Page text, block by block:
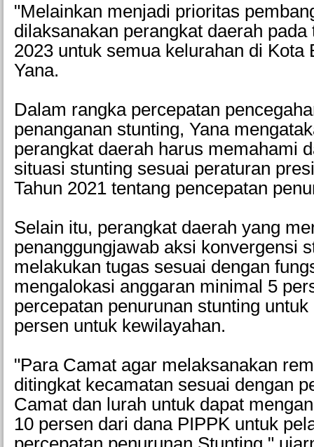
"Melainkan menjadi prioritas
dilaksanakan perangkat daerah pada
2023 untuk semua kelurahan di Kota
Yana.
Dalam rangka percepatan
penanganan stunting, Yana
perangkat daerah harus memahami
situasi stunting sesuai peraturan
Tahun 2021 tentang pencepatan
Selain itu, perangkat daerah yang
penanggungjawab aksi konvergensi
melakukan tugas sesuai dengan
mengalokasi anggaran minimal 5
percepatan penurunan stunting
persen untuk kewilayahan.
"Para Camat agar melaksanakan
ditingkat kecamatan sesuai dengan
Camat dan lurah untuk dapat
10 persen dari dana PIPPK untuk